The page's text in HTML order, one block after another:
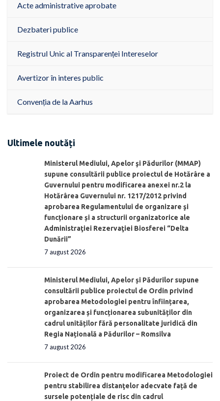
Acte administrative aprobate
Dezbateri publice
Registrul Unic al Transparenței Intereselor
Avertizor în interes public
Convenția de la Aarhus
Ultimele noutăți
Ministerul Mediului, Apelor şi Pădurilor (MMAP)
supune consultării publice proiectul de Hotărâre a
Guvernului pentru modificarea anexei nr.2 la
Hotărârea Guvernului nr. 1217/2012 privind
aprobarea Regulamentului de organizare şi
funcționare și a structurii organizatorice ale
Administraţiei Rezervaţiei Biosferei “Delta
Dunării”
7 august 2026
Ministerul Mediului, Apelor și Pădurilor supune
consultării publice proiectul de Ordin privind
aprobarea Metodologiei pentru înființarea,
organizarea și funcționarea subunităților din
cadrul unităților fără personalitate juridică din
Regia Națională a Pădurilor – Romsilva
7 august 2026
Proiect de Ordin pentru modificarea Metodologiei
pentru stabilirea distanţelor adecvate față de
sursele potențiale de risc din cadrul